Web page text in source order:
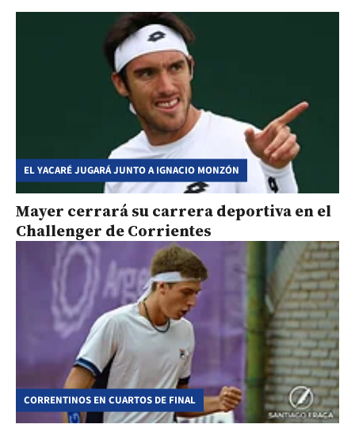
EL YACARÉ JUGARÁ JUNTO A IGNACIO MONZÓN
Mayer cerrará su carrera deportiva en el
Challenger de Corrientes
CORRENTINOS EN CUARTOS DE FINAL